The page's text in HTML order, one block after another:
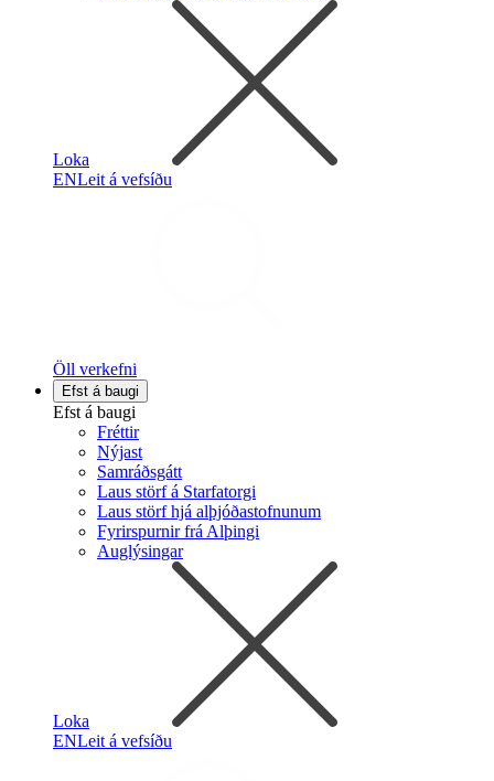
Loka
ENLeit á vefsíðu
Öll verkefni
Efst á baugi
Efst á baugi
Fréttir
Nýjast
Samráðsgátt
Laus störf á Starfatorgi
Laus störf hjá alþjóðastofnunum
Fyrirspurnir frá Alþingi
Auglýsingar
Loka
ENLeit á vefsíðu